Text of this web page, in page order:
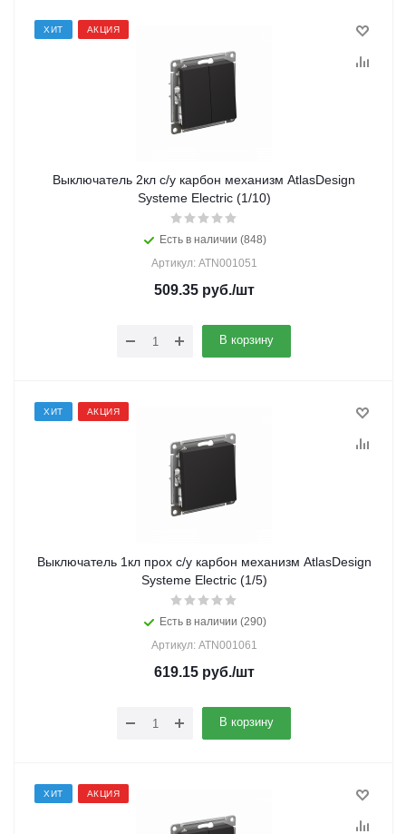
ХИТ АКЦИЯ
Выключатель 2кл с/у карбон механизм AtlasDesign
Systeme Electric (1/10)
Есть в наличии (848)
Артикул: ATN001051
509.35руб./шт
В корзину
ХИТ АКЦИЯ
Выключатель 1кл прох с/у карбон механизм AtlasDesign
Systeme Electric (1/5)
Есть в наличии (290)
Артикул: ATN001061
619.15руб./шт
В корзину
ХИТ АКЦИЯ